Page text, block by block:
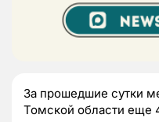
За прошедшие сутки
Томской области еще